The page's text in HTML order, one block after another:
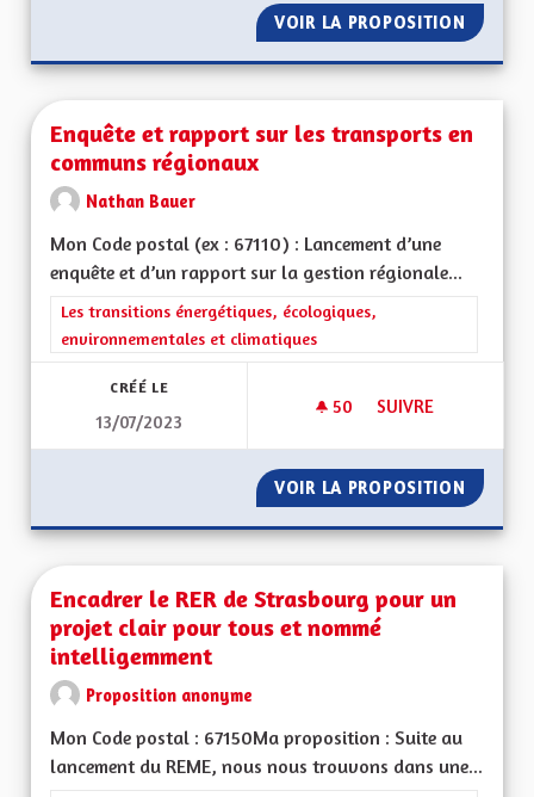
VOIR LA PROPOSITION
Enquête et rapport sur les transports en
communs régionaux
Nathan Bauer
Mon Code postal (ex : 67110) : Lancement d’une
enquête et d’un rapport sur la gestion régionale...
Filtrer les résultats de la catégorie : Les transitions
Les transitions énergétiques, écologiques,
environnementales et climatiques
CRÉÉ LE
13/07/2023
50 50 ABONNÉS
SUIVRE
VOIR LA PROPOSITION
Encadrer le RER de Strasbourg pour un
projet clair pour tous et nommé
intelligemment
Proposition anonyme
Mon Code postal : 67150Ma proposition : Suite au
lancement du REME, nous nous trouvons dans une...